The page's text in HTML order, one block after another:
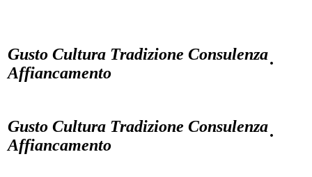
Gusto Cultura Tradizione Consulenza
Affiancamento
·
Gusto Cultura Tradizione Consulenza
Affiancamento
·